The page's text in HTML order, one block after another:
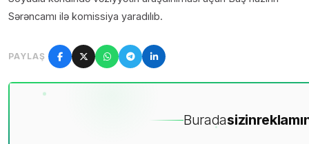
Sərəncamı ilə komissiya yaradılıb.
PAYLAŞ
Buradasizin